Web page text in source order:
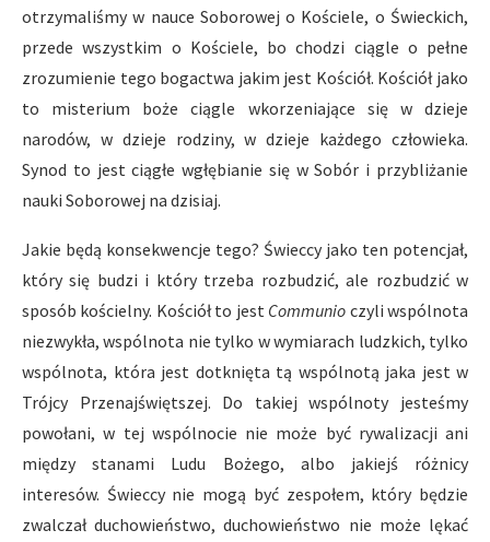
otrzymaliśmy w nauce Soborowej o Kościele, o Świeckich,
przede wszystkim o Kościele, bo chodzi ciągle o pełne
zrozumienie tego bogactwa jakim jest Kościół. Kościół jako
to misterium boże ciągle wkorzeniające się w dzieje
narodów, w dzieje rodziny, w dzieje każdego człowieka.
Synod to jest ciągłe wgłębianie się w Sobór i przybliżanie
nauki Soborowej na dzisiaj.
Jakie będą konsekwencje tego? Świeccy jako ten potencjał,
który się budzi i który trzeba rozbudzić, ale rozbudzić w
sposób kościelny. Kościół to jest Communio czyli wspólnota
niezwykła, wspólnota nie tylko w wymiarach ludzkich, tylko
wspólnota, która jest dotknięta tą wspólnotą jaka jest w
Trójcy Przenajświętszej. Do takiej wspólnoty jesteśmy
powołani, w tej wspólnocie nie może być rywalizacji ani
między stanami Ludu Bożego, albo jakiejś różnicy
interesów. Świeccy nie mogą być zespołem, który będzie
zwalczał duchowieństwo, duchowieństwo nie może lękać